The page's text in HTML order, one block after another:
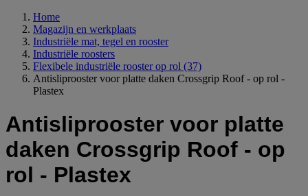
Home
Magazijn en werkplaats
Industriële mat, tegel en rooster
Industriële roosters
Flexibele industriële rooster op rol (37)
Antisliprooster voor platte daken Crossgrip Roof - op rol -
Plastex
Antisliprooster voor platte
daken Crossgrip Roof - op
rol - Plastex